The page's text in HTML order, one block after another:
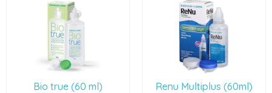
Bio true (60 ml) Renu Multiplus (60ml)